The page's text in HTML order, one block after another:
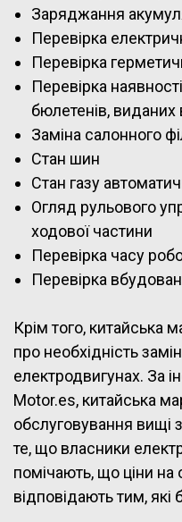
Заряджання
Перевірка
Перевірка
Перевірка
бюлетенів,
Заміна салонного
Стан шин
Стан газу
Огляд рульового
ходової частини
Перевірка часу
Перевірка
Крім того, китайська
про необхідність
електродвигунах. За
Motor.es, китайська
обслуговування вищі
те, що власники
помічають, що ціни на
відповідають тим, які